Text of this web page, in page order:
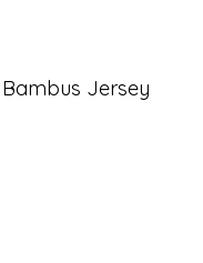
Bambus Jersey